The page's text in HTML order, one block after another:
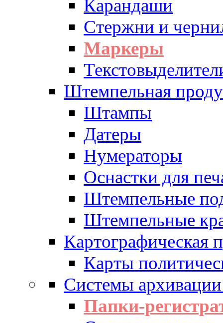
Карандаши
Стержни и
Маркеры
Штемпельная
Штампы
Датеры
Нумераторы
Оснастки для
Штемпельные
Штемпельные
Картографическая
Карты
Системы
Папки-